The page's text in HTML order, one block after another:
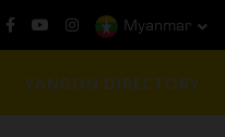
Myanmar
YANGON DIRECTORY